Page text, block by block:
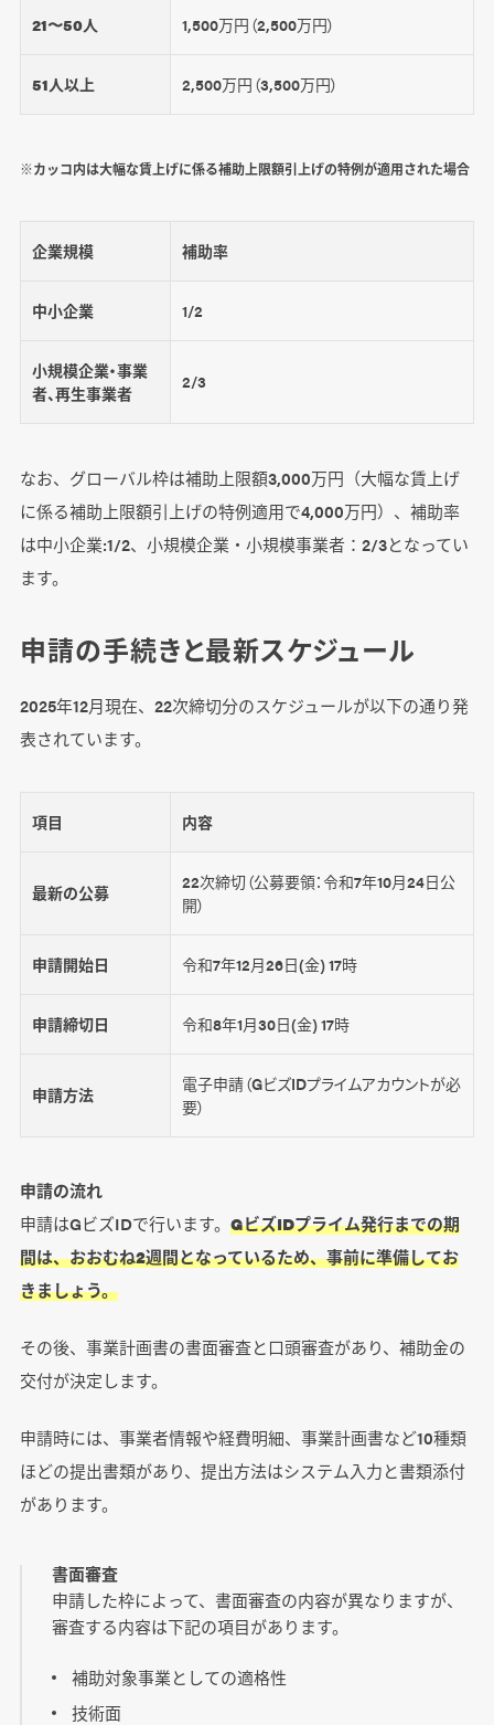
21〜50人 1,500万円（2,500万円）
51人以上 2,500万円（3,500万円）
※カッコ内は大幅な賃上げに係る補助上限額引上げの特例が適用された場合
企業規模 補助率
中小企業 1/2
小規模企業・事業
者、再生事業者
2/3
なお、グローバル枠は補助上限額3,000万円（大幅な賃上げ
に係る補助上限額引上げの特例適用で4,000万円）、補助率
は中小企業:1/2、小規模企業・小規模事業者：2/3となってい
ます。
申請の手続きと最新スケジュール
2025年12月現在、22次締切分のスケジュールが以下の通り発
表されています。
項目 内容
最新の公募
22次締切（公募要領：令和7年10月24日公
開）
申請開始日 令和7年12月26日(金) 17時
申請締切日 令和8年1月30日(金) 17時
申請方法
電子申請（GビズIDプライムアカウントが必
要）
申請の流れ
申請はGビズIDで行います。 GビズIDプライム発行までの期
間は、おおむね2週間となっているため、事前に準備してお
きましょう。
その後、事業計画書の書面審査と口頭審査があり、補助金の
交付が決定します。
申請時には、事業者情報や経費明細、事業計画書など10種類
ほどの提出書類があり、提出方法はシステム入力と書類添付
があります。
書面審査
申請した枠によって、書面審査の内容が異なりますが、
審査する内容は下記の項目があります。
補助対象事業としての適格性
技術面